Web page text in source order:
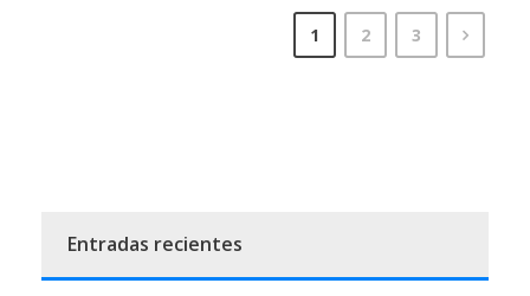
1 2 3
Entradas recientes